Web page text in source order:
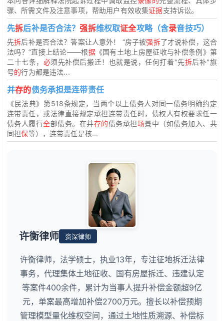
骤、所需文件及注意事项，帮助用户有效收集证据支持诉讼。
先拆后补是否合法？强拆维权取证全攻略（含录音技巧）
先拆后补是否合法？答案让人意外！ “房子被强拆了才说补偿，这合
法吗？”直接上结论——根据《国有土地上房屋征收与补偿条例》第
二十七条， 必须先补偿后搬迁！也就是说，任何打着"先拆后补"旗
号的行为都是违法...
并存的债务承担是连带责任
《民法典》第518条规定，当两个以上债务人对同一债务明确约定
连带责任，或法律直接规定承担连带责任时，债权人有权要求任一
债务人履行全部债务。在并存的债务承担场景中（如债务加入、共
同担保等），连带责任是核...
许衡律师 资深律师
许衡律师，法学硕士，执业13年，专注征地拆迁法律
事务，代理集体土地征收、国有房屋拆迁、违建认定
等案件400余件，累计为当事人提升补偿金额超9亿
元，单案最高增加补偿2700万元。擅长以补偿预期
管理模型量化维权空间，通过土地性质溯源、补偿标